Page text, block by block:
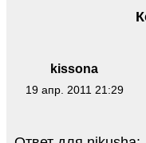
kissona
19 апр. 2011 21:29